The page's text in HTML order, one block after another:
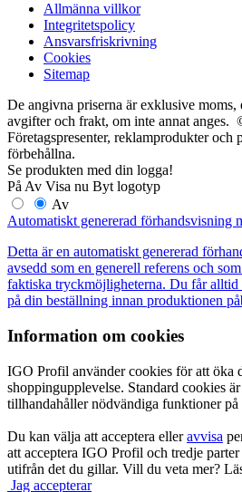
Allmänna villkor
Integritetspolicy
Ansvarsfriskrivning
Cookies
Sitemap
De angivna priserna är exklusive moms,
avgifter och frakt, om inte annat
Företagspresenter, reklamprodukter
förbehållna.
Se produkten med din logga!
På Av Visa nu Byt logotyp
Av
Automatiskt genererad förhandsvisning
Detta är en automatiskt genererad
avsedd som en generell referens och
faktiska tryckmöjligheterna. Du får
på din beställning innan produktionen
Information om cookies
IGO Profil använder cookies för att öka
shoppingupplevelse. Standard cookies
tillhandahåller nödvändiga funktioner på
Du kan välja att acceptera elleravvisa
att acceptera IGO Profil och tredje parter
utifrån det du gillar. Vill du veta mer?
Jag accepterar